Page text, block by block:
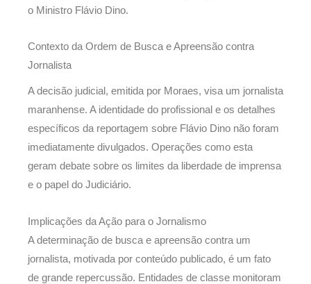
o Ministro Flávio Dino.
Contexto da Ordem de Busca e Apreensão contra
Jornalista
A decisão judicial, emitida por Moraes, visa um jornalista
maranhense. A identidade do profissional e os detalhes
específicos da reportagem sobre Flávio Dino não foram
imediatamente divulgados. Operações como esta
geram debate sobre os limites da liberdade de imprensa
e o papel do Judiciário.
Implicações da Ação para o Jornalismo
A determinação de busca e apreensão contra um
jornalista, motivada por conteúdo publicado, é um fato
de grande repercussão. Entidades de classe monitoram